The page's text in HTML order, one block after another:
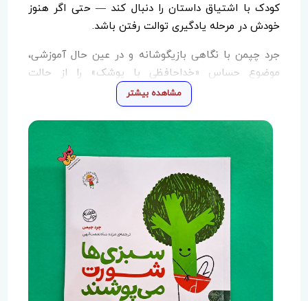
کودک با اشتیاق داستان را دنبال کند — حتی اگر هنوز
خودش در مرحله یادگیری توالت رفتن باشد.
جرد چپمن با نگاهی بازیگوشانه و در عین حال آموزشی،
موضوع حساس «خداحافظی با پوشک» را از حالت
پراسترس برای والدین و کودک خارج کرده و آن را به
فرصتی برای خندیدن و یاد گرفتنتبدیل کرده است. این
کتاب با تأکید بر استقلال، تشویق، و حس موفقیت کودک
پس از انجام کار شخصی‌اش، موجب افزایش
اعتمادبه‌نفس می‌شود.
«سبزی‌ها شورت می‌پوشند» برای گروه سنی
(خردسالان و پیش‌دبستانی‌ها) مناسب است و می‌تواند در
کنار فعالیت‌های آموزشی والدین،
ابزاری مؤثر برای
آماده‌سازی کودک برای کنار گذاشتن پوشکباشد. این اثر
در کنار آموزش، لبخند و آرامش را هم برای خانواده‌ها به
همراه می‌آورد.
مشاهده بیشتر